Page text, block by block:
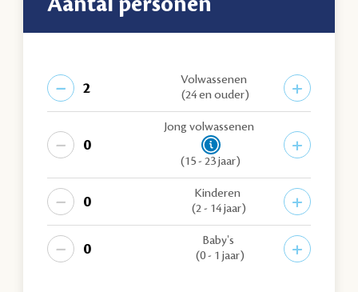
aantal personen
−
Volwassenen
(24 en ouder)
+
−
Jong volwassenen
(15 - 23 jaar)
+
−
Kinderen
(2 - 14 jaar)
+
−
Baby's
(0 - 1 jaar)
+